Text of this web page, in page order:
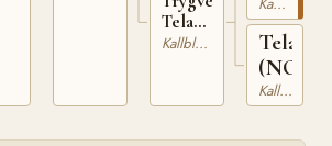
Tela
(NO)Kallblodig Travare
T-
66
Tela
(NO)
Kallblodig Travare